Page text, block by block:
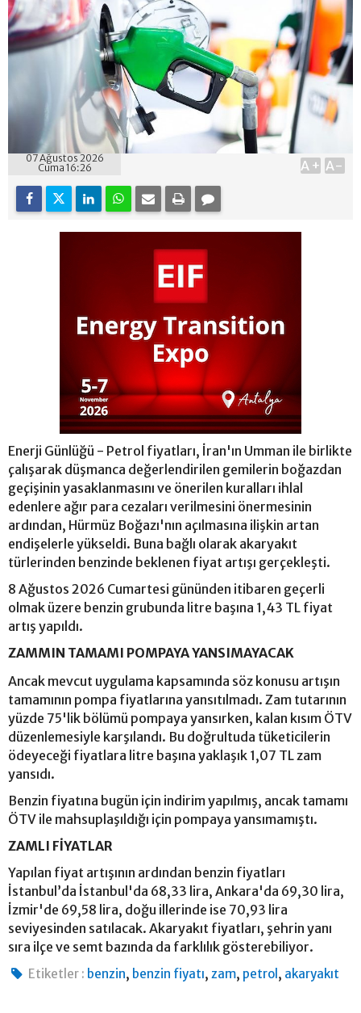
07 Ağustos 2026
Cuma 16:26
A+ A-
Enerji Günlüğü - Petrol fiyatları, İran'ın Umman ile birlikte
çalışarak düşmanca değerlendirilen gemilerin boğazdan
geçişinin yasaklanmasını ve önerilen kuralları ihlal
edenlere ağır para cezaları verilmesini önermesinin
ardından, Hürmüz Boğazı'nın açılmasına ilişkin artan
endişelerle yükseldi. Buna bağlı olarak akaryakıt
türlerinden benzinde beklenen fiyat artışı gerçekleşti.
8 Ağustos 2026 Cumartesi gününden itibaren geçerli
olmak üzere benzin grubunda litre başına 1,43 TL fiyat
artış yapıldı.
ZAMMIN TAMAMI POMPAYA YANSIMAYACAK
Ancak mevcut uygulama kapsamında söz konusu artışın
tamamının pompa fiyatlarına yansıtılmadı. Zam tutarının
yüzde 75'lik bölümü pompaya yansırken, kalan kısım ÖTV
düzenlemesiyle karşılandı. Bu doğrultuda tüketicilerin
ödeyeceği fiyatlara litre başına yaklaşık 1,07 TL zam
yansıdı.
Benzin fiyatına bugün için indirim yapılmış, ancak tamamı
ÖTV ile mahsuplaşıldığı için pompaya yansımamıştı.
ZAMLI FİYATLAR
Yapılan fiyat artışının ardından benzin fiyatları
İstanbul’da İstanbul'da 68,33 lira, Ankara'da 69,30 lira,
İzmir'de 69,58 lira, doğu illerinde ise 70,93 lira
seviyesinden satılacak. Akaryakıt fiyatları, şehrin yanı
sıra ilçe ve semt bazında da farklılık gösterebiliyor.
Etiketler : benzin, benzin fiyatı,zam, petrol , akaryakıt